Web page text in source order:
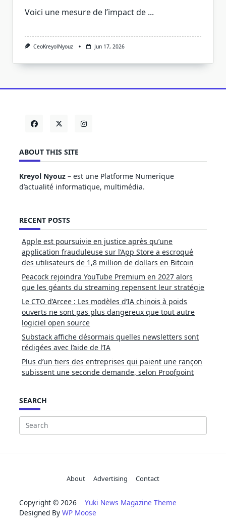
Voici une mesure de l’impact de ...
CeoKreyolNyouz Jun 17, 2026
ABOUT THIS SITE
Kreyol Nyouz – est une Platforme Numerique
d’actualité informatique, multimédia.
RECENT POSTS
Apple est poursuivie en justice après qu’une
application frauduleuse sur l’App Store a escroqué
des utilisateurs de 1,8 million de dollars en Bitcoin
Peacock rejoindra YouTube Premium en 2027 alors
que les géants du streaming repensent leur stratégie
Le CTO d’Arcee : Les modèles d’IA chinois à poids
ouverts ne sont pas plus dangereux que tout autre
logiciel open source
Substack affiche désormais quelles newsletters sont
rédigées avec l’aide de l’IA
Plus d’un tiers des entreprises qui paient une rançon
subissent une seconde demande, selon Proofpoint
SEARCH
Search
About Advertising Contact
Copyright © 2026 Yuki News Magazine Theme
Designed By WP Moose